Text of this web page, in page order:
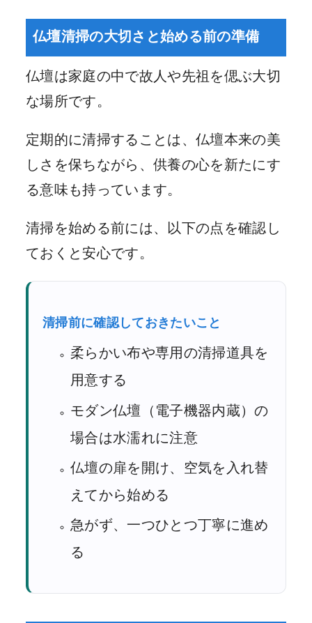
仏壇清掃の大切さと始める前の準備
仏壇は家庭の中で故人や先祖を偲ぶ大切
な場所です。
定期的に清掃することは、仏壇本来の美
しさを保ちながら、供養の心を新たにす
る意味も持っています。
清掃を始める前には、以下の点を確認し
ておくと安心です。
清掃前に確認しておきたいこと
柔らかい布や専用の清掃道具を
用意する
モダン仏壇（電子機器内蔵）の
場合は水濡れに注意
仏壇の扉を開け、空気を入れ替
えてから始める
急がず、一つひとつ丁寧に進め
る